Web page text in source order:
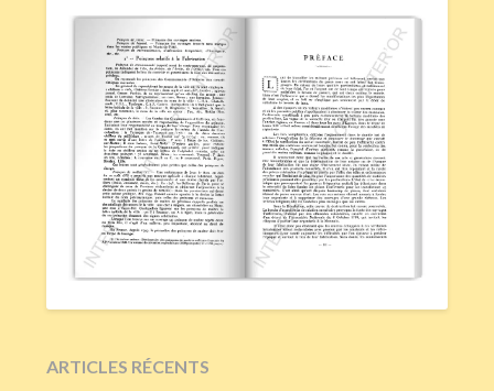
ARTICLES RÉCENTS